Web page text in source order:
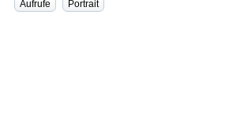
Aufrufe
Portrait